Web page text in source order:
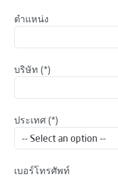
ตำแหน่ง
บริษัท
ประเทศ
เบอร์โทรศัพท์